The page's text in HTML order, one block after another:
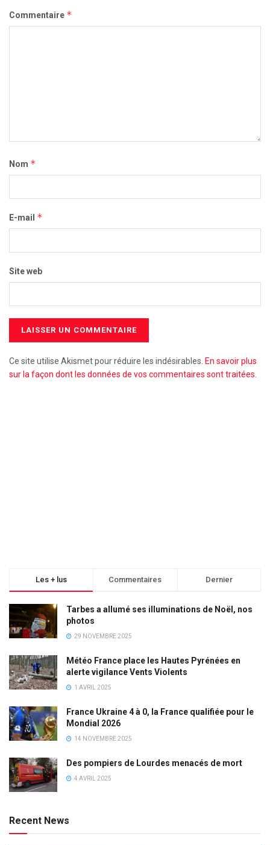
Commentaire *
Nom *
E-mail *
Site web
Ce site utilise Akismet pour réduire les indésirables. En savoir plus
sur la façon dont les données de vos commentaires sont traitées.
Les + lus Commentaires Dernier
Tarbes a allumé ses illuminations de Noël, nos
photos
29 NOVEMBRE 2025
Météo France place les Hautes Pyrénées en
alerte vigilance Vents Violents
1 AVRIL 2025
France Ukraine 4 à 0, la France qualifiée pour le
Mondial 2026
14 NOVEMBRE 2025
Des pompiers de Lourdes menacés de mort
4 AVRIL 2025
Recent News